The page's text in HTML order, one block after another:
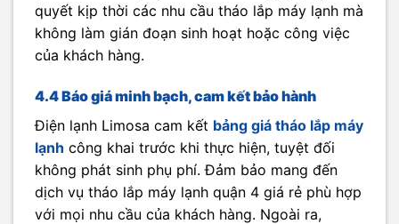
quyết kịp thời các nhu cầu tháo lắp máy lạnh mà
không làm gián đoạn sinh hoạt hoặc công việc
của khách hàng.
4.4 Báo giá minh bạch, cam kết bảo hành
Điện lạnh Limosa cam kết bảng giá tháo lắp máy
lạnh công khai trước khi thực hiện, tuyệt đối
không phát sinh phụ phí. Đảm bảo mang đến
dịch vụ tháo lắp máy lạnh quận 4 giá rẻ phù hợp
với mọi nhu cầu của khách hàng. Ngoài ra,